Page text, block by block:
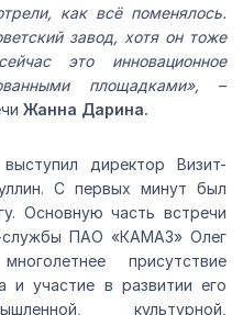
как всё поменялось.
завод, хотя он тоже
это инновационное
площадками», –
Жанна Дарина.
директор Визит-
С первых минут был
Основную часть встречи
службы ПАО «КАМАЗ» Олег
присутствие
и участие в развитии его
культурной,